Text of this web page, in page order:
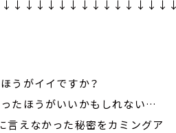
うがイイですか？
たほうがいいかもしれない…
言えなかった秘密をカミングア